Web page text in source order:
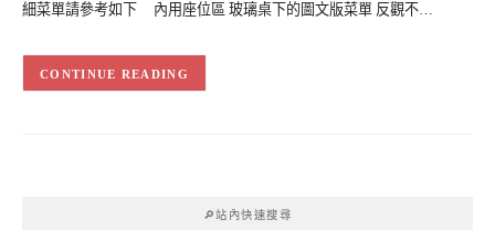
細菜單請參考如下 內用座位區 玻璃桌下的圖文版菜單 反觀不…
CONTINUE READING
🔎站內快速搜尋